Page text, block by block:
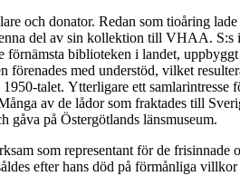
och donator. Redan som tioåring
del av sin kollektion till VHAA. S:s
förnämsta biblioteken i landet,
med understöd, vilket
talet. Ytterligare ett samlarintresse
av de lådor som fraktades till
gåva på Östergötlands länsmuseum.
som representant för de frisinnade
efter hans död på förmånliga